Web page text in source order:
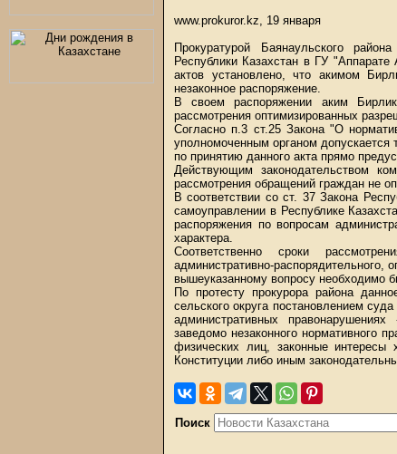
www.prokuror.kz, 19 января
Прокуратурой Баянаульского
Республики Казахстан в ГУ "Аппарате
актов установлено, что акимом
незаконное распоряжение.
В своем распоряжении аким
рассмотрения оптимизированных
Согласно п.3 ст.25 Закона "О
уполномоченным органом допускается
по принятию данного акта прямо
Действующим законодательством
рассмотрения обращений граждан не
В соответствии со ст. 37 Закона
самоуправлении в Республике
распоряжения по вопросам
характера.
Соответственно сроки
административно-распорядительного,
вышеуказанному вопросу необходимо
По протесту прокурора района
сельского округа постановлением
административных
заведомо незаконного нормативного
физических лиц, законные интересы
Конституции либо иным
Поиск